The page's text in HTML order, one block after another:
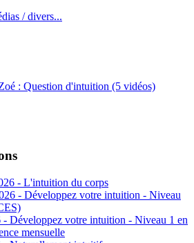
/ divers...
: Question d'intuition (5 vidéos)
- L'intuition du corps
- Développez votre intuition - Niveau
- Développez votre intuition - Niveau 1 en
mensuelle